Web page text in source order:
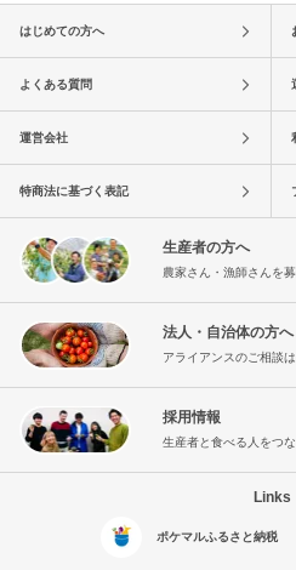
はじめての方へ
よくある質問
運営会社
特商法に基づく表記
生産者の方へ
農家さん・漁師さんを
法人・自治体の方へ
アライアンスのご相談
採用情報
生産者と食べる人をつ
Links
ポケマルふるさと納税